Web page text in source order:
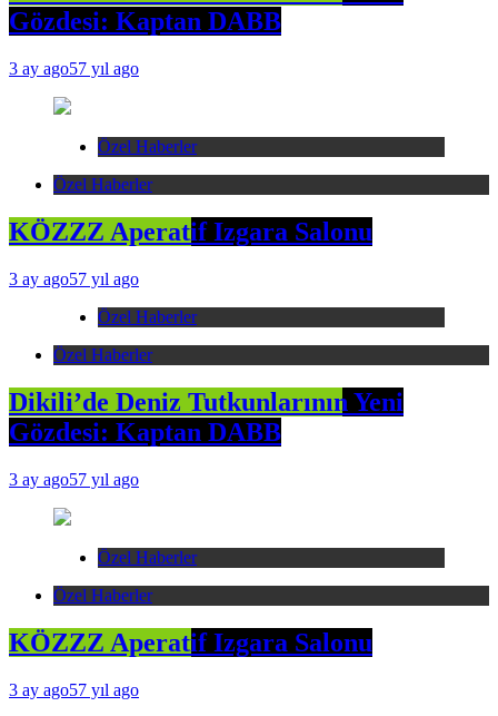
Gözdesi: Kaptan DABB
3 ay ago57 yıl ago
Özel Haberler
Özel Haberler
KÖZZZ Aperatif Izgara Salonu
3 ay ago57 yıl ago
Özel Haberler
Özel Haberler
Dikili’de Deniz Tutkunlarının Yeni
Gözdesi: Kaptan DABB
3 ay ago57 yıl ago
Özel Haberler
Özel Haberler
KÖZZZ Aperatif Izgara Salonu
3 ay ago57 yıl ago